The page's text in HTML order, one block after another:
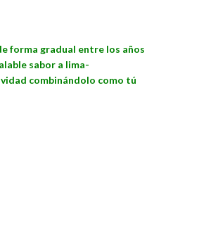
forma gradual entre los años
sabor a lima-
combinándolo como tú